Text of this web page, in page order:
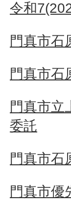
令和
門真市石
門真市石
門真市立
委託
門真市石
門真市優